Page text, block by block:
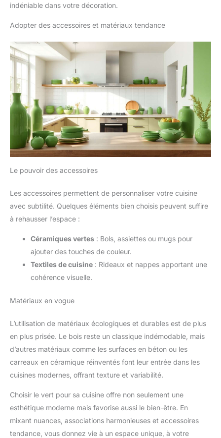
indéniable dans votre décoration.
Adopter des accessoires et matériaux tendance
Le pouvoir des accessoires
Les accessoires permettent de personnaliser votre cuisine
avec subtilité. Quelques éléments bien choisis peuvent suffire
à rehausser l’espace :
Céramiques vertes : Bols, assiettes ou mugs pour
ajouter des touches de couleur.
Textiles de cuisine : Rideaux et nappes apportant une
cohérence visuelle.
Matériaux en vogue
L’utilisation de matériaux écologiques et durables est de plus
en plus prisée. Le bois reste un classique indémodable, mais
d’autres matériaux comme les surfaces en béton ou les
carreaux en céramique réinventés font leur entrée dans les
cuisines modernes, offrant texture et variabilité.
Choisir le vert pour sa cuisine offre non seulement une
esthétique moderne mais favorise aussi le bien-être. En
mixant nuances, associations harmonieuses et accessoires
tendance, vous donnez vie à un espace unique, à votre